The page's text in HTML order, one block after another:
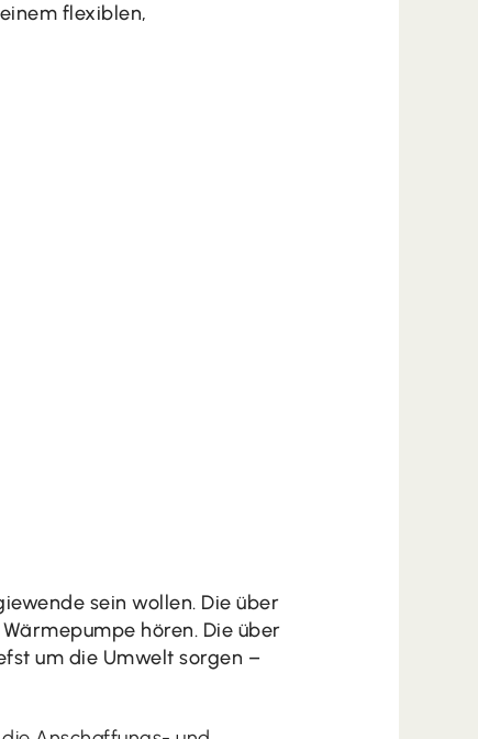
flexiblen,
sein wollen. Die über
hören. Die über
um die Umwelt sorgen –